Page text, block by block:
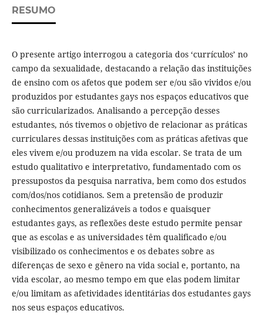
RESUMO
O presente artigo interrogou a categoria dos ‘currículos’ no
campo da sexualidade, destacando a relação das instituições
de ensino com os afetos que podem ser e/ou são vividos e/ou
produzidos por estudantes gays nos espaços educativos que
são curricularizados. Analisando a percepção desses
estudantes, nós tivemos o objetivo de relacionar as práticas
curriculares dessas instituições com as práticas afetivas que
eles vivem e/ou produzem na vida escolar. Se trata de um
estudo qualitativo e interpretativo, fundamentado com os
pressupostos da pesquisa narrativa, bem como dos estudos
com/dos/nos cotidianos. Sem a pretensão de produzir
conhecimentos generalizáveis a todos e quaisquer
estudantes gays, as reflexões deste estudo permite pensar
que as escolas e as universidades têm qualificado e/ou
visibilizado os conhecimentos e os debates sobre as
diferenças de sexo e gênero na vida social e, portanto, na
vida escolar, ao mesmo tempo em que elas podem limitar
e/ou limitam as afetividades identitárias dos estudantes gays
nos seus espaços educativos.